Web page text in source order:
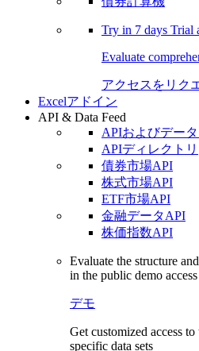
Try in 7 days Trial
Evaluate
アクセスをリク
Excelアドイン
API & Data Feed
APIおよびデー
APIディレクトリ
債券市場API
株式市場API
ETF市場API
金融データAPI
株価指数API
Evaluate the structure
in the public demo access
デモ
Get customized access to
specific data sets